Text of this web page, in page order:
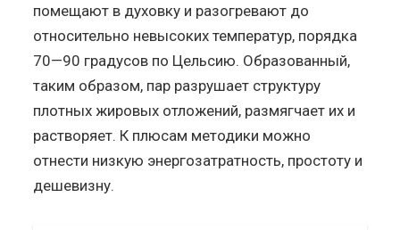
помещают в духовку и разогревают до
относительно невысоких температур, порядка
70—90 градусов по Цельсию. Образованный,
таким образом, пар разрушает структуру
плотных жировых отложений, размягчает их и
растворяет. К плюсам методики можно
отнести низкую энергозатратность, простоту и
дешевизну.